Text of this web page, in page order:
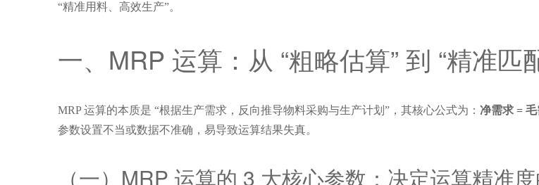
“精准用料、高效生产”。
一、MRP 运算：从 “粗略估算” 到 “精准匹
MRP 运算的本质是 “根据生产需求，反向推导物料采购与生产计划”，其核心公式为： 净需求 =
参数设置不当或数据不准确，易导致运算结果失真。
（一）MRP 运算的 3 大核心参数：决定运算精准